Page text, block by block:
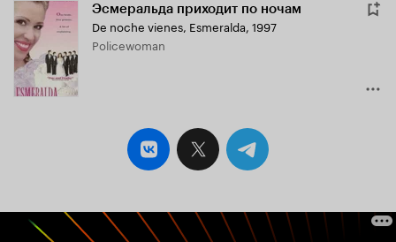
Эсмеральда приходит по ночам
De noche vienes, Esmeralda, 1997
Policewoman